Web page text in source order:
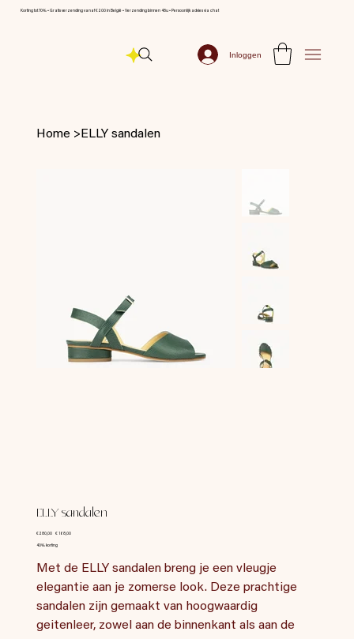
Korting tot 70% ⦁ Gratis verzending vanaf € 200 in België ⦁ Verzending binnen 48u ⦁ Persoonlijk advies via chat
Inloggen
Home > ELLY sandalen
ELLY sandalen
Originele
prijs
€ 280,00 Verkoopprijs
€ 168,00
40% korting
Met de ELLY sandalen breng je een vleugje
elegantie aan je zomerse look. Deze prachtige
sandalen zijn gemaakt van hoogwaardig
geitenleer, zowel aan de binnenkant als aan de